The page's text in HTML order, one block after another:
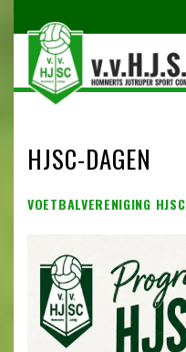
HJSC-DAGEN
VOETBALVERENIGING HJSC